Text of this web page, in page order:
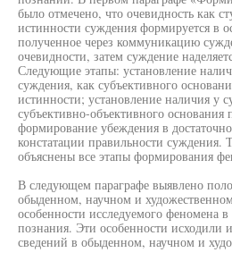
было отмечено, что очевидность как
истинности суждения формируется в
полученное через коммуникацию
очевидности, затем суждение
Следующие этапы: установление
суждения, как субъективного
истинности; установление наличия у
субъективно-объективного основания
формирование убеждения в
констатации правильности суждения.
объяснены все этапы формирования
В следующем параграфе выявлено
обыденном, научном и
особенности исследуемого феномена
познания. Эти особенности исходили
сведений в обыденном, научном и